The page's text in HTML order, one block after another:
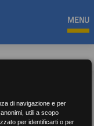
MENU
di navigazione e per
utili a scopo
per identificarti o per